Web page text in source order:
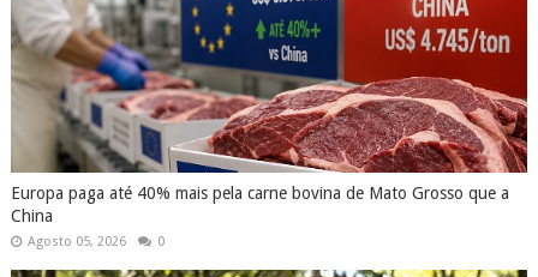
Europa paga até 40% mais pela carne bovina de Mato Grosso que a
China
Agosto 05, 2026 0